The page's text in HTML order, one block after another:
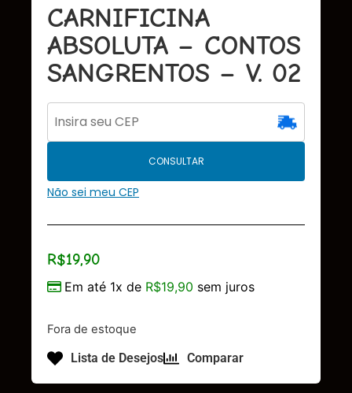
CARNIFICINA
ABSOLUTA – CONTOS
SANGRENTOS – V. 02
CONSULTAR
Não sei meu CEP
R$19,90
Em até 1x de R$19,90 sem juros
Fora de estoque
Lista de Desejos Comparar